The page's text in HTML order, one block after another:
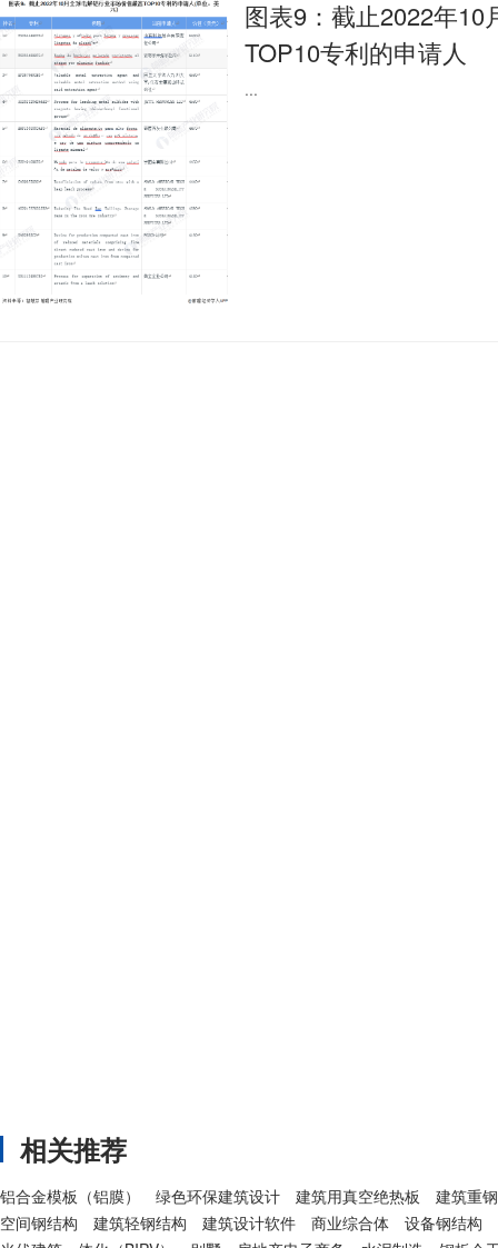
图表9：截止2022年
TOP10专利的申请人
...
相关推荐
铝合金模板（铝膜） 绿色环保建筑设计 建筑用真空绝热板
建筑重
空间钢结构
建筑轻钢结构 建筑设计软件 商业综合体
设备钢结构